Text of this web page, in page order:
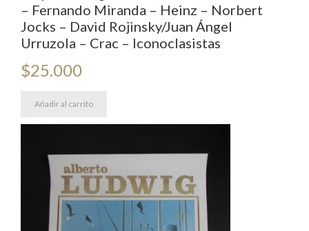
– Fernando Miranda – Heinz – Norbert
Jocks – David Rojinsky/Juan Ángel
Urruzola – Crac – Iconoclasistas
$25.000
Añadir al carrito